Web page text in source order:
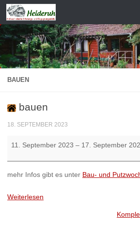
Zum Inhalt springen
BAUEN
bauen
18. SEPTEMBER 2023
bauen
11. September 2023 – 17. September
mehr Infos gibt es unter Bau- und
Weiterlesen